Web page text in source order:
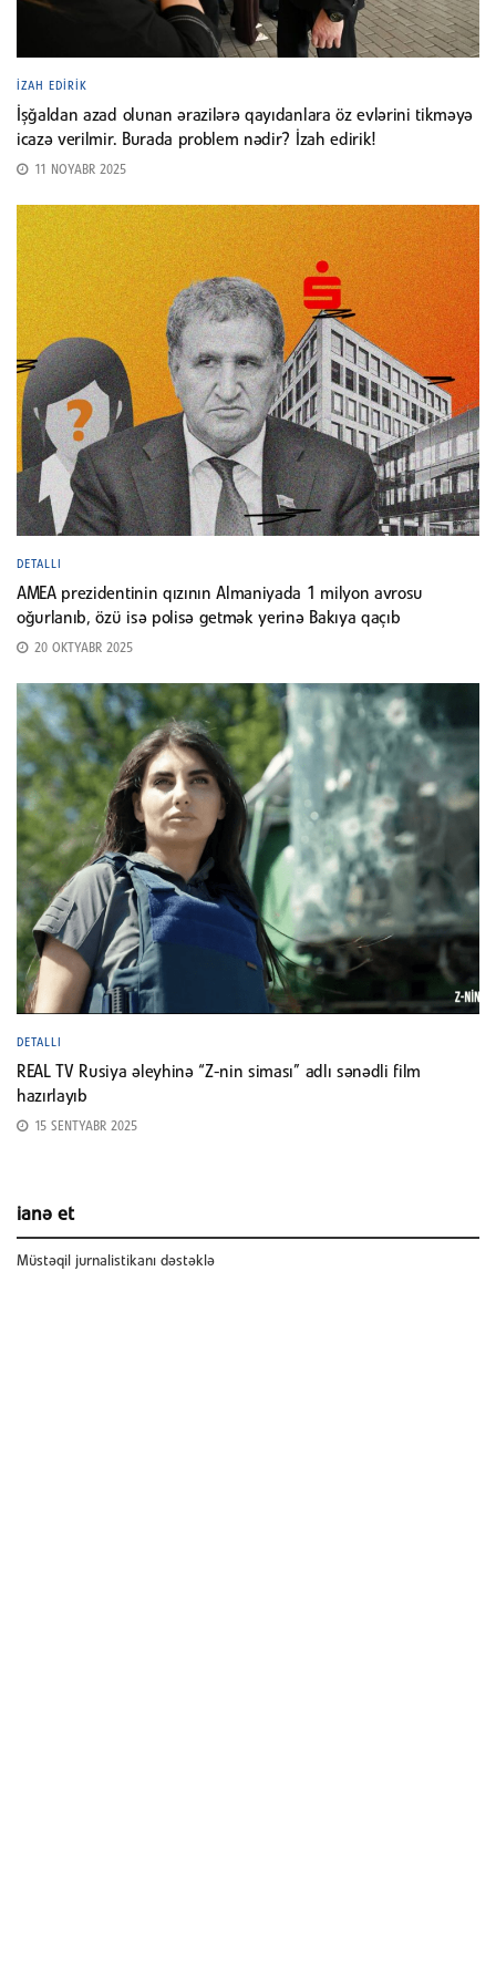
İZAH EDIRIK
İşğaldan azad olunan ərazilərə qayıdanlara öz evlərini tikməyə
icazə verilmir. Burada problem nədir? İzah edirik!
11 NOYABR 2025
DETALLI
AMEA prezidentinin qızının Almaniyada 1 milyon avrosu
oğurlanıb, özü isə polisə getmək yerinə Bakıya qaçıb
20 OKTYABR 2025
DETALLI
REAL TV Rusiya əleyhinə “Z-nin siması” adlı sənədli film
hazırlayıb
15 SENTYABR 2025
ianə et
Müstəqil jurnalistikanı dəstəklə